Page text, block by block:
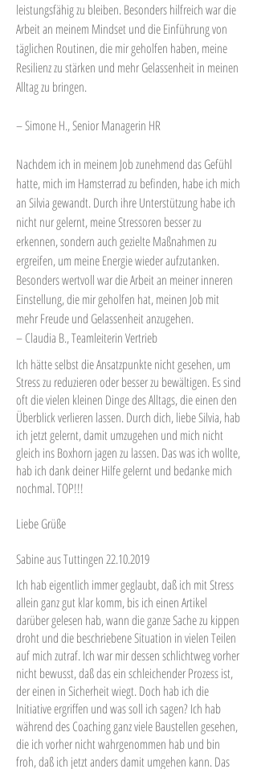
leistungsfähig zu bleiben. Besonders hilfreich war die
Arbeit an meinem Mindset und die Einführung von
täglichen Routinen, die mir geholfen haben, meine
Resilienz zu stärken und mehr Gelassenheit in meinen
Alltag zu bringen.
– Simone H., Senior Managerin HR
Nachdem ich in meinem Job zunehmend das Gefühl
hatte, mich im Hamsterrad zu befinden, habe ich mich
an Silvia gewandt. Durch ihre Unterstützung habe ich
nicht nur gelernt, meine Stressoren besser zu
erkennen, sondern auch gezielte Maßnahmen zu
ergreifen, um meine Energie wieder aufzutanken.
Besonders wertvoll war die Arbeit an meiner inneren
Einstellung, die mir geholfen hat, meinen Job mit
mehr Freude und Gelassenheit anzugehen.
– Claudia B., Teamleiterin Vertrieb
Ich hätte selbst die Ansatzpunkte nicht gesehen, um
Stress zu reduzieren oder besser zu bewältigen. Es sind
oft die vielen kleinen Dinge des Alltags, die einen den
Überblick verlieren lassen. Durch dich, liebe Silvia, hab
ich jetzt gelernt, damit umzugehen und mich nicht
gleich ins Boxhorn jagen zu lassen. Das was ich wollte,
hab ich dank deiner Hilfe gelernt und bedanke mich
nochmal. TOP!!!
Liebe Grüße
Sabine aus Tuttingen 22.10.2019
Ich hab eigentlich immer geglaubt, daß ich mit Stress
allein ganz gut klar komm, bis ich einen Artikel
darüber gelesen hab, wann die ganze Sache zu kippen
droht und die beschriebene Situation in vielen Teilen
auf mich zutraf. Ich war mir dessen schlichtweg vorher
nicht bewusst, daß das ein schleichender Prozess ist,
der einen in Sicherheit wiegt. Doch hab ich die
Initiative ergriffen und was soll ich sagen? Ich hab
während des Coaching ganz viele Baustellen gesehen,
die ich vorher nicht wahrgenommen hab und bin
froh, daß ich jetzt anders damit umgehen kann. Das